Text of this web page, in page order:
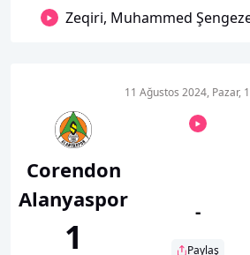
Zeqiri, Muhammed
Corendon
Alanyaspor
1
11 Ağustos 2024, Pazar,
-
Paylaş